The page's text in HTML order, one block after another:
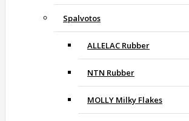
Spalvotos
ALLELAC Rubber
NTN Rubber
MOLLY Milky Flakes